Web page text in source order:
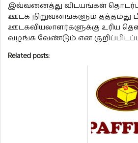
இவ்வனைத்து விடயங்கள்
ஊடக நிறுவனங்களும் தத்தமது
ஊடகவியலாளர்களுக்கு உரிய
வழங்க வேண்டும் என
Related posts: